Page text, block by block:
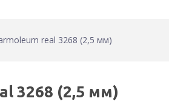
real 3268 (2,5 мм)
3268 (2,5 мм)